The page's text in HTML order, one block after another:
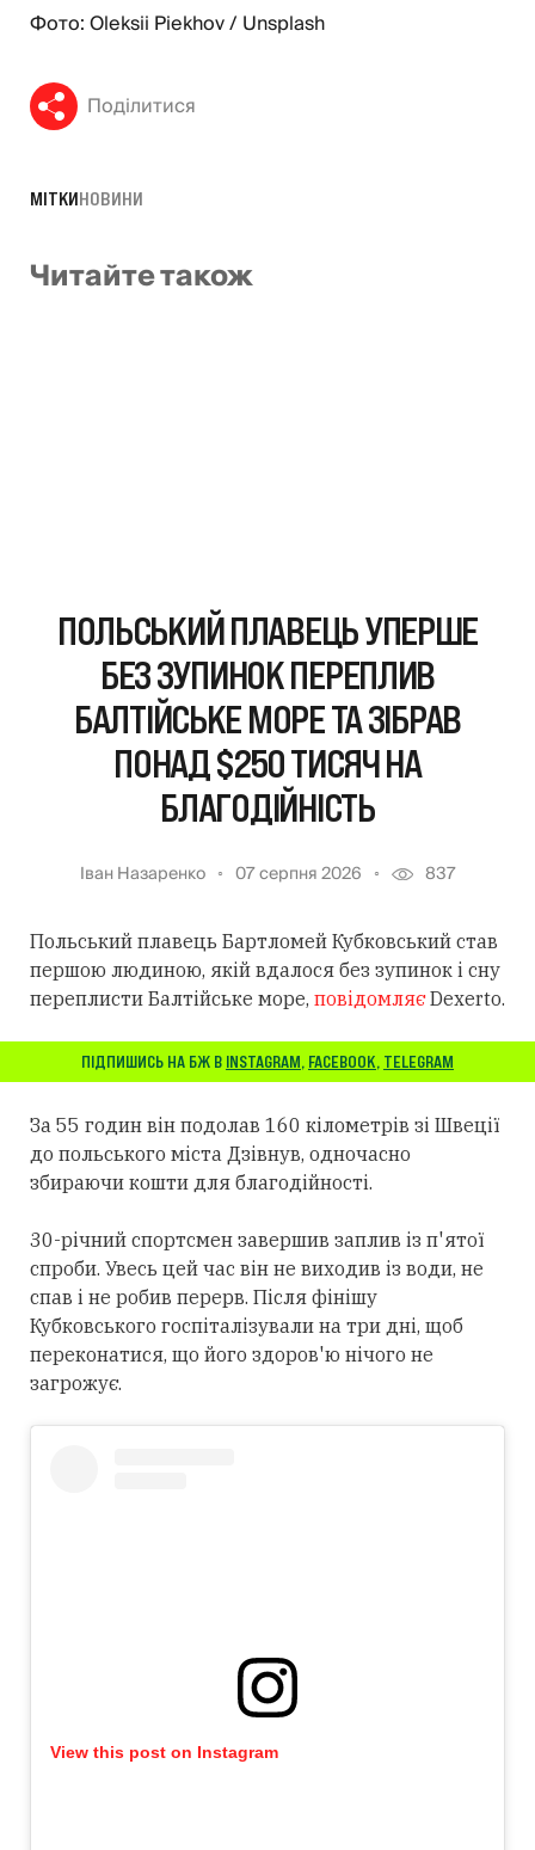
Фото: Oleksii Piekhov / Unsplash
Поділитися
МІТКИНОВИНИ
Читайте також
ПОЛЬСЬКИЙ ПЛАВЕЦЬ УПЕРШЕ
БЕЗ ЗУПИНОК ПЕРЕПЛИВ
БАЛТІЙСЬКЕ МОРЕ ТА ЗІБРАВ
ПОНАД $250 ТИСЯЧ НА
БЛАГОДІЙНІСТЬ
Іван Назаренко 07 серпня 2026 837
Польський плавець Бартломей Кубковський став
першою людиною, якій вдалося без зупинок і сну
переплисти Балтійське море, повідомляєDexerto.
ПІДПИШИСЬ НА БЖ В INSTAGRAM, FACEBOOK, TELEGRAM
За 55 годин він подолав 160 кілометрів зі Швеції
до польського міста Дзівнув, одночасно
збираючи кошти для благодійності.
30-річний спортсмен завершив заплив із п'ятої
спроби. Увесь цей час він не виходив із води, не
спав і не робив перерв. Після фінішу
Кубковського госпіталізували на три дні, щоб
переконатися, що його здоров'ю нічого не
загрожує.
View this post on Instagram